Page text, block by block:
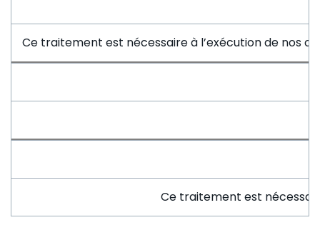
Ce traitement est nécessaire à l’exécution de nos
Ce traitement est